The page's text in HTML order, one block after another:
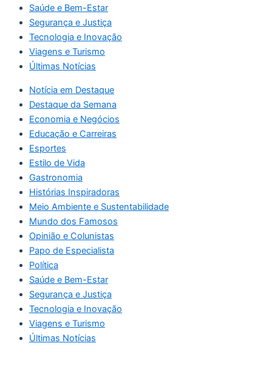
Saúde e Bem-Estar
Segurança e Justiça
Tecnologia e Inovação
Viagens e Turismo
Últimas Notícias
Notícia em Destaque
Destaque da Semana
Economia e Negócios
Educação e Carreiras
Esportes
Estilo de Vida
Gastronomia
Histórias Inspiradoras
Meio Ambiente e Sustentabilidade
Mundo dos Famosos
Opinião e Colunistas
Papo de Especialista
Política
Saúde e Bem-Estar
Segurança e Justiça
Tecnologia e Inovação
Viagens e Turismo
Últimas Notícias